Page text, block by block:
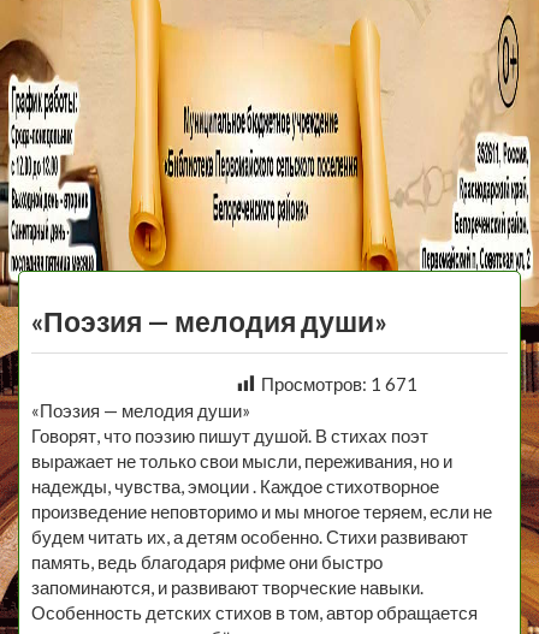
МБУ Библиотека
Первомайского
Сельского
Поселения
«Поэзия — мелодия души»
Просмотров: 1 671
«Поэзия — мелодия души»
Говорят, что поэзию пишут душой. В стихах поэт
выражает не только свои мысли, переживания, но и
надежды, чувства, эмоции . Каждое стихотворное
произведение неповторимо и мы многое теряем, если не
будем читать их, а детям особенно. Стихи развивают
память, ведь благодаря рифме они быстро
запоминаются, и развивают творческие навыки.
Особенность детских стихов в том, автор обращается